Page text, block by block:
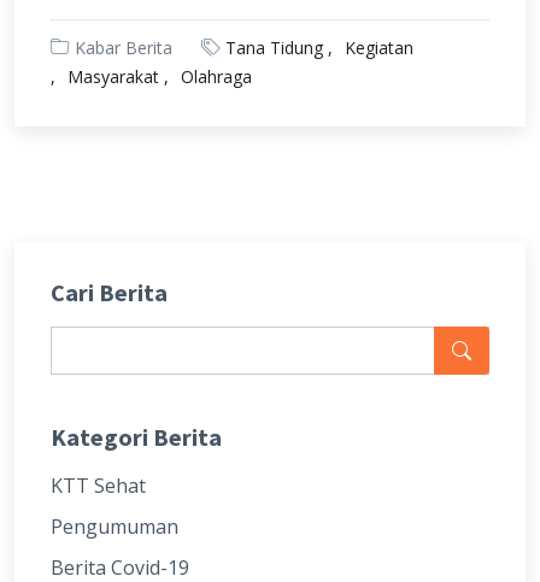
Kabar Berita Tana Tidung
Kegiatan
Masyarakat
Olahraga
Cari Berita
Kategori Berita
KTT Sehat
Pengumuman
Berita Covid-19